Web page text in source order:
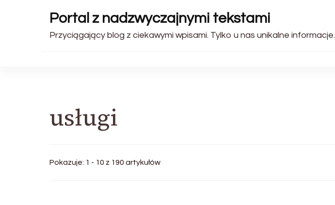
Portal z nadzwyczajnymi tekstami
Przyciągający blog z ciekawymi wpisami. Tylko u nas unikalne informacje.
usługi
Pokazuje: 1 - 10 z 190 artykułów